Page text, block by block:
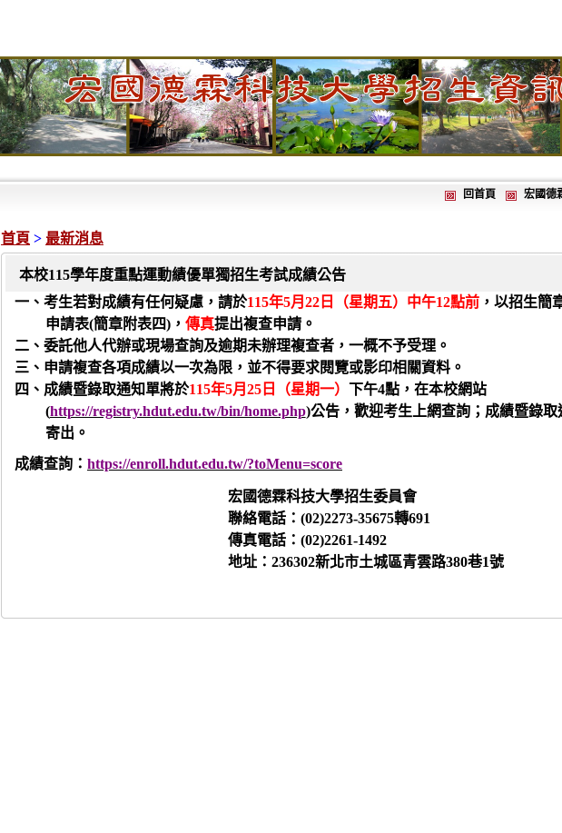
回首頁 宏國德
首頁 > 最新消息
本校115學年度重點運動績優單獨招生考試成績公告
一、考生若對成績有任何疑慮，請於115年5月 22 日（星期五）中午12點前 ，以招生簡
申請表(簡章附表四)， 傳真提出複查申請。
二、委託他人代辦或現場查詢及逾期未辦理複查者，一概不予受理。
三、申請複查各項成績以一次為限，並不得要求閱覽或影印相關資料。
四、成績暨錄取通知單將於115年5月 25 日（星期一） 下午4點，在本校網站
(https://registry.hdut.edu.tw/bin/home.php)公告，歡迎考生上網查詢；成績暨錄取
寄出。
成績查詢： https://enroll.hdut.edu.tw/?toMenu=score
宏國德霖科技大學招生委員會
聯絡電話： (02)2273-35675轉691
傳真電話： (02)2261-1492
地址： 236302新北市土城區青雲路380巷1號